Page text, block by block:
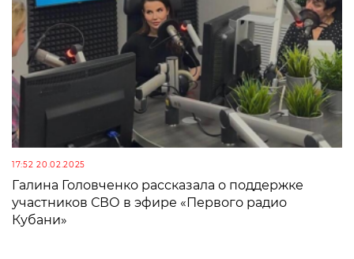
17:52 20.02.2025
Галина Головченко рассказала о поддержке
участников СВО в эфире «Первого радио
Кубани»